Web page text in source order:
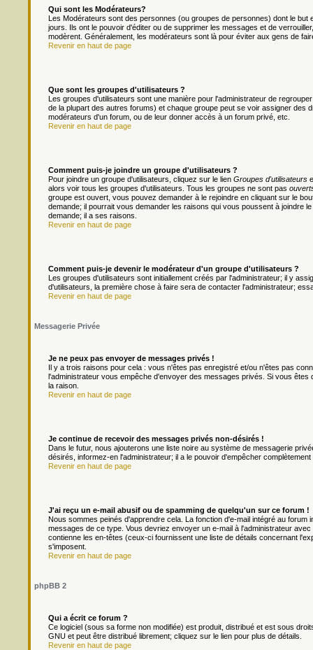
Qui sont les Modérateurs?
Les Modérateurs sont des personnes (ou groupes de personnes) dont le
jours. Ils ont le pouvoir d'éditer ou de supprimer les messages et de
modèrent. Généralement, les modérateurs sont là pour éviter aux gens de
Revenir en haut de page
Que sont les groupes d'utilisateurs ?
Les groupes d'utilisateurs sont une manière pour l'administrateur de
de la plupart des autres forums) et chaque groupe peut se voir assigner des
modérateurs d'un forum, ou de leur donner accès à un forum privé, etc.
Revenir en haut de page
Comment puis-je joindre un groupe d'utilisateurs ?
Pour joindre un groupe d'utilisateurs, cliquez sur le lien Groupes d'utilisateurs
alors voir tous les groupes d'utilisateurs. Tous les groupes ne sont pas
groupe est ouvert, vous pouvez demander à le rejoindre en cliquant sur le
demande; il pourrait vous demander les raisons qui vous poussent à joindre
demande; il a ses raisons.
Revenir en haut de page
Comment puis-je devenir le modérateur d'un groupe d'utilisateurs ?
Les groupes d'utilisateurs sont initiallement créés par l'administrateur; il y
d'utilisateurs, la première chose à faire sera de contacter l'administrateur;
Revenir en haut de page
Messagerie Privée
Je ne peux pas envoyer de messages privés !
Il y a trois raisons pour cela : vous n'êtes pas enregistré et/ou n'êtes pas
l'administrateur vous empêche d'envoyer des messages privés. Si vous
la raison.
Revenir en haut de page
Je continue de recevoir des messages privés non-désirés !
Dans le futur, nous ajouterons une liste noire au système de messagerie
désirés, informez-en l'administrateur; il a le pouvoir d'empêcher
Revenir en haut de page
J'ai reçu un e-mail abusif ou de spamming de quelqu'un sur ce forum !
Nous sommes peinés d'apprendre cela. La fonction d'e-mail intégré au
messages de ce type. Vous devriez envoyer un e-mail à l'administrateur
contienne les en-têtes (ceux-ci fournissent une liste de détails concernant
s'imposent.
Revenir en haut de page
phpBB 2
Qui a écrit ce forum ?
Ce logiciel (sous sa forme non modifiée) est produit, distribué et est sous
GNU et peut être distribué librement; cliquez sur le lien pour plus de détails.
Revenir en haut de page